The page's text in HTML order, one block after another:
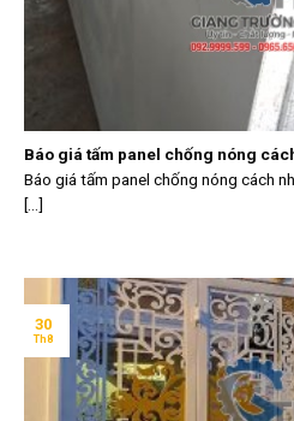
Báo giá tấm panel chống nóng
Báo giá tấm panel chống nóng cách
[...]
30
Th8